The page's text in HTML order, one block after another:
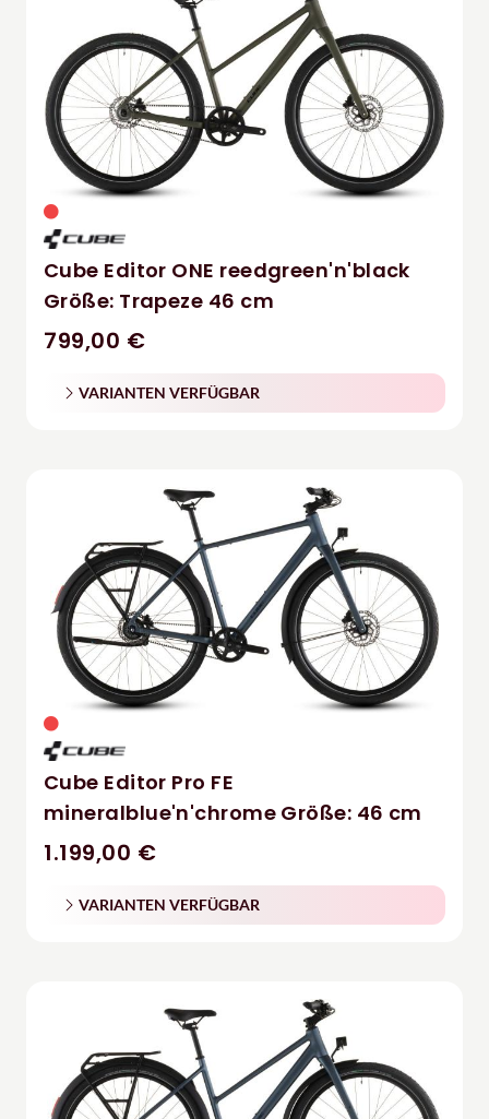
Cube Editor ONE reedgreen'n'black
Größe: Trapeze 46 cm
799,00 €
VARIANTEN VERFÜGBAR
Cube Editor Pro FE
mineralblue'n'chrome Größe: 46 cm
1.199,00 €
VARIANTEN VERFÜGBAR